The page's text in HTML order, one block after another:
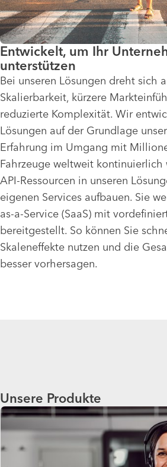
Entwickelt, um Ihr
unterstützen
Bei unseren Lösungen dreht sich
Skalierbarkeit, kürzere
reduzierte Komplexität. Wir
Lösungen auf der Grundlage
Erfahrung im Umgang mit
Fahrzeuge weltweit kontinuierlich
API-Ressourcen in unseren
eigenen Services aufbauen. Sie
as-a-Service (SaaS) mit
bereitgestellt. So können Sie
Skaleneffekte nutzen und die
besser vorhersagen.
Unsere Produkte